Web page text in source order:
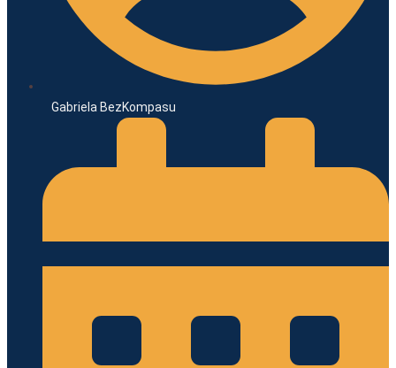
Gabriela BezKompasu